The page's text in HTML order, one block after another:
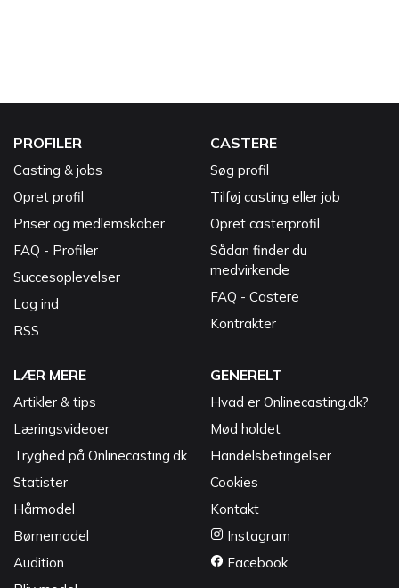
PROFILER
Casting & jobs
Opret profil
Priser og medlemskaber
FAQ - Profiler
Succesoplevelser
Log ind
RSS
CASTERE
Søg profil
Tilføj casting eller job
Opret casterprofil
Sådan finder du
medvirkende
FAQ - Castere
Kontrakter
LÆR MERE
Artikler & tips
Læringsvideoer
Tryghed på Onlinecasting.dk
Statister
Hårmodel
Børnemodel
Audition
GENERELT
Hvad er Onlinecasting.dk?
Mød holdet
Handelsbetingelser
Cookies
Kontakt
Instagram
Facebook